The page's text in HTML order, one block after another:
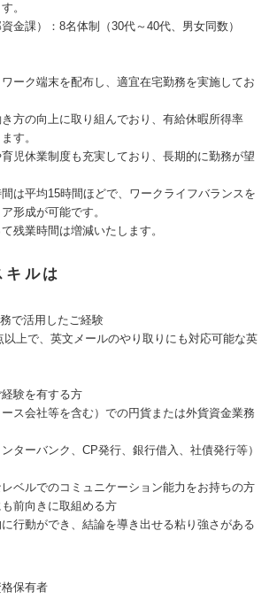
。
金課）：8名体制（30代～40代、男女同数）
ーク端末を配布し、適宜在宅勤務を実施してお
方の向上に取り組んでおり、有給休暇所得率
す。
児休業制度も充実しており、長期的に勤務が望
は平均15時間ほどで、ワークライフバランスを
形成が可能です。
残業時間は増減いたします。
キルは
で活用したご経験
以上で、英文メールのやり取りにも対応可能な英
験を有する方
ース会社等を含む）での円貨または外貨資金業務
ターバンク、CP発行、銀行借入、社債発行等）
レベルでのコミュニケーション能力をお持ちの方
前向きに取組める方
に行動ができ、結論を導き出せる粘り強さがある
保有者